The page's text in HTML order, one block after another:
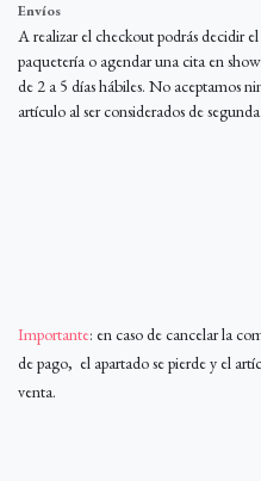
Envíos
A realizar el checkout podrás decidir
paquetería o agendar una cita en
de 2 a 5 días hábiles. No aceptamos
artículo al ser considerados de
Importante: en caso de cancelar la
de pago, el apartado se pierde y el
venta.